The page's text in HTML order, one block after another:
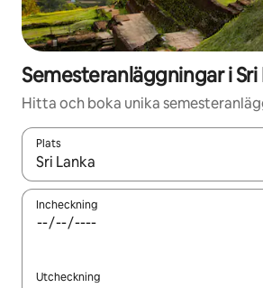
Semesteranläggningar i Sri
Hitta och boka unika
Plats
När resultaten är tillgängliga kan du
Incheckning
Utcheckning